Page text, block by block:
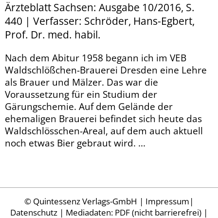
Ärzteblatt Sachsen: Ausgabe 10/2016, S.
440 | Verfasser: Schröder, Hans-Egbert,
Prof. Dr. med. habil.
Nach dem Abitur 1958 begann ich im VEB
Waldschlößchen-Brauerei Dresden eine Lehre
als Brauer und Mälzer. Das war die
Voraussetzung für ein Studium der
Gärungschemie. Auf dem Gelände der
ehemaligen Brauerei befindet sich heute das
Waldschlösschen-Areal, auf dem auch aktuell
noch etwas Bier gebraut wird. ...
© Quintessenz Verlags-GmbH | Impressum |
Datenschutz | Mediadaten: PDF (nicht barrierefrei) |